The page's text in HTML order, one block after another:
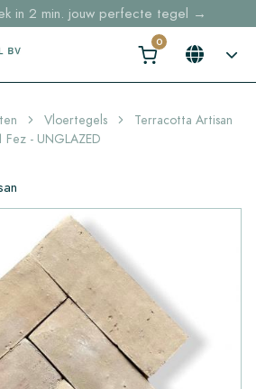
in 2 min. jouw perfecte tegel →
vanaf €30,- gratis thuisbezorgd
2 werkdagen geleverd in NL en BE
Vloertegels
Terracotta Artisan
- UNGLAZED